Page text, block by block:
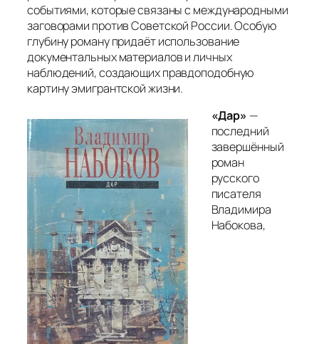
событиями, которые связаны с международными
заговорами против Советской России. Особую
глубину роману придаёт использование
документальных материалов и личных
наблюдений, создающих правдоподобную
картину эмигрантской жизни.
«Дар» —
последний
завершённый
роман
русского
писателя
Владимира
Набокова,